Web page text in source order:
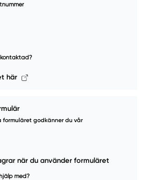
kontaktad?
här
godkänner du vår
när du använder formuläret
med?